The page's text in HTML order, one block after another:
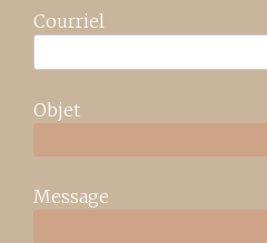
Courriel
Objet
Message